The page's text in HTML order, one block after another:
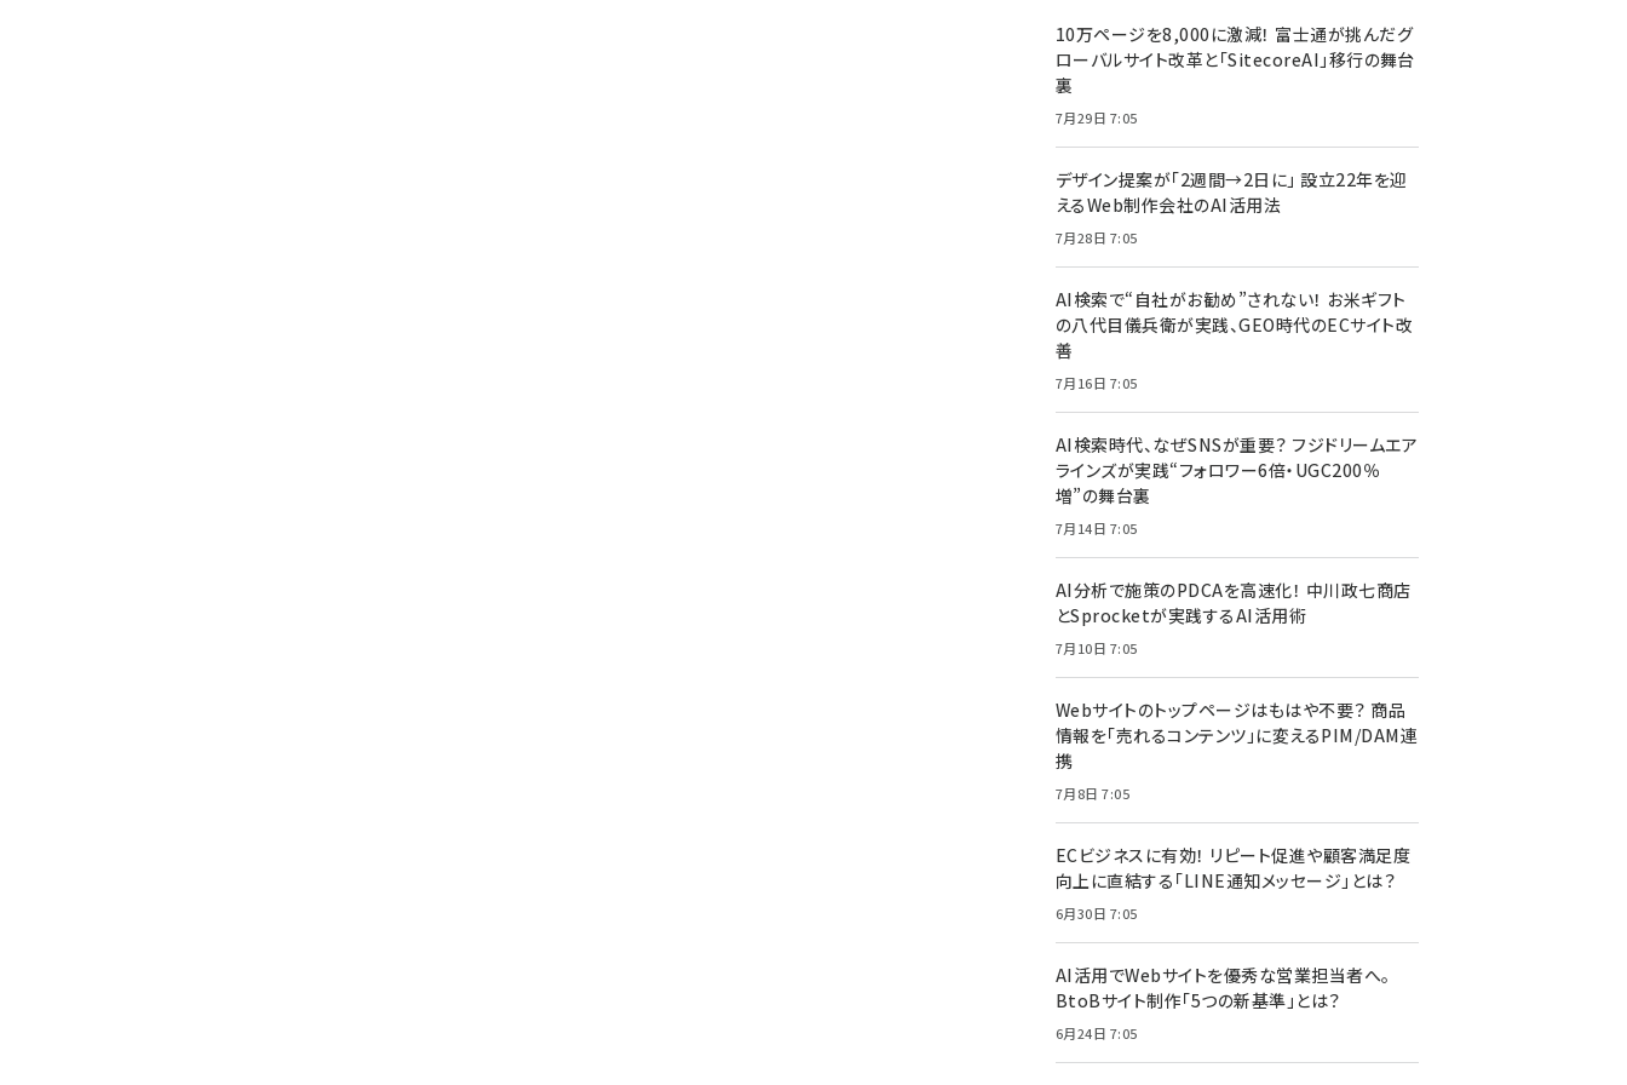
10万ページを8,000に激減！ 富士通が挑んだグ
ローバルサイト改革と「SitecoreAI」移行の舞台
裏
7月29日 7:05
デザイン提案が「2週間→2日に」 設立22年を迎
えるWeb制作会社のAI活用法
7月28日 7:05
AI検索で“自社がお勧め”されない！ お米ギフト
の八代目儀兵衛が実践、GEO時代のECサイト改
善
7月16日 7:05
AI検索時代、なぜSNSが重要？ フジドリームエア
ラインズが実践“フォロワー6倍・UGC200％
増”の舞台裏
7月14日 7:05
AI分析で施策のPDCAを高速化！ 中川政七商店
とSprocketが実践するAI活用術
7月10日 7:05
Webサイトのトップページはもはや不要？ 商品
情報を「売れるコンテンツ」に変えるPIM/DAM連
携
7月8日 7:05
ECビジネスに有効！ リピート促進や顧客満足度
向上に直結する「LINE通知メッセージ」とは？
6月30日 7:05
AI活用でWebサイトを優秀な営業担当者へ。
BtoBサイト制作「5つの新基準」とは？
6月24日 7:05